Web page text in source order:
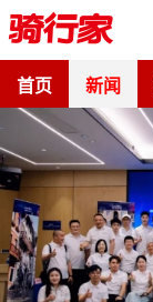
首页 新闻